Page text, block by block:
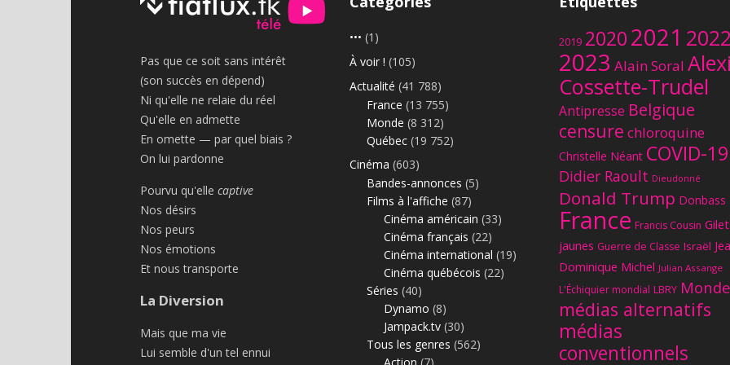
Pas que ce soit sans intérêt
(son succès en dépend)
Ni qu'elle ne relaie du réel
Qu'elle en admette
En omette — par quel biais ?
On lui pardonne
Pourvu qu'elle captive
Nos désirs
Nos peurs
Nos émotions
Et nous transporte
La Diversion
Mais que ma vie
Lui semble d'un tel ennui
••• (1)
À voir ! (105)
Actualité (41 788)
France (13 755)
Monde (8 312)
Québec (19 752)
Cinéma (603)
Bandes-annonces (5)
Films à l'affiche (87)
Cinéma américain (33)
Cinéma français (22)
Cinéma international (19)
Cinéma québécois (22)
Séries (40)
Dynamo (8)
Jampack.tv (30)
Tous les genres (562)
2019 20202021 2022
2023 Alain Soral
Cossette-Trudel
Antipresse Belgique
censure chloroquine
Christelle Néant COVID-19
Didier Raoult Dieudonné
Donald Trump Donbass
France Francis Cousin
jaunes Guerre de Classe Israël
Dominique Michel Julian Assange
L'Échiquier mondial LBRY Monde
médias alternatifs
médias
conventionnels